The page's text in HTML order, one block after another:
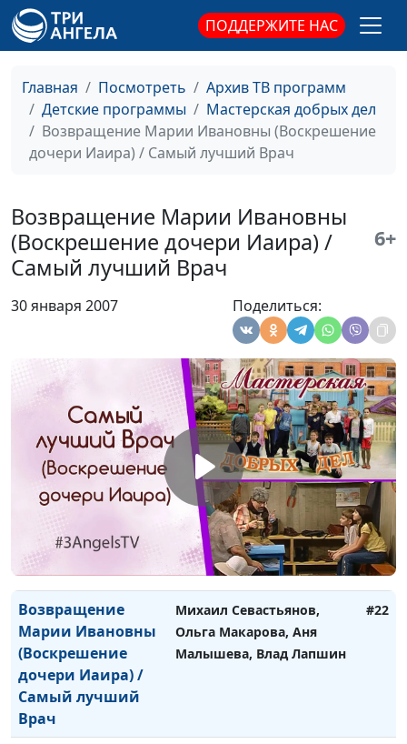
ПОДДЕРЖИТЕ НАС
Главная Посмотреть
Архив ТВ программ
Детские программы
Мастерская добрых дел
Возвращение Марии Ивановны (Воскрешение
дочери Иаира) / Самый лучший Врач
Возвращение Марии Ивановны
(Воскрешение дочери Иаира) /
Самый лучший Врач
6+
30 января 2007 Поделиться:
Маленький друг
(Предательство
Петра) / Иисус и
Ольга Макарова, Алина
Ронжина
Божье
благословение для
детей
Благословения
Божьи
Михаил Севастьянов,
Ольга Макарова, Марат
Мартыканов, Таня
#26
Конкурс чтецов
(Гефсимания) /
Михаил Севастьянов,
Ольга Макарова, Аня
Малышева, Влад Лапшин
Дружистики
(Исцеление
прокаженных)
Михаил Севастьянов,
Ольга Макарова, Андрей
Ясыркин, Кристина
Ведерникова, Паргеф
Степанян
#24
Просьба о помощи
римского сотника) /
Просьба о помощи
Михаил Севастьянов,
Ольга Макарова, Аня
Малышева, Саша Сафонов
#23
Возвращение
Марии Ивановны
(Воскрешение
дочери Иаира) /
Самый лучший
Врач
Михаил Севастьянов,
Ольга Макарова, Аня
Малышева, Влад Лапшин
#22